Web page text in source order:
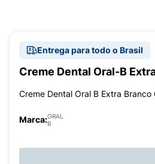
Entrega para todo o Brasil
Creme Dental Oral-B
Creme Dental Oral B Extra Branco
Marca:ORAL
B